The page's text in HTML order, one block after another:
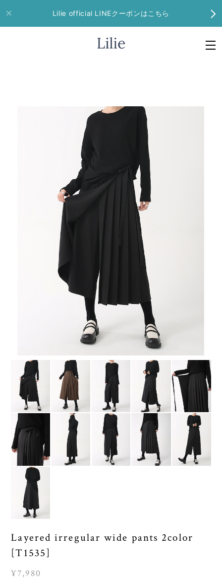
Lilie official LINEクーポンはこちら
Layered irregular wide pants 2color
[T1535]
¥7,980